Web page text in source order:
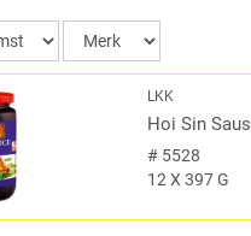
LKK
Hoi Sin Saus
# 5528
12 X 397 G